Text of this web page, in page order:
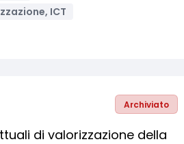
ICT
Archiviato
di valorizzazione della